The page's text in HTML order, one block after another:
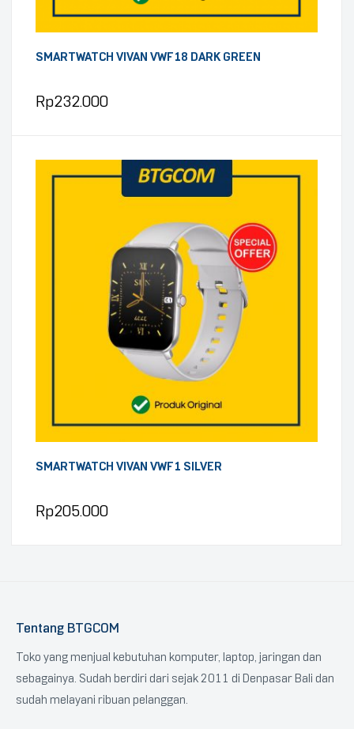
SMARTWATCH VIVAN VWF18 DARK GREEN
Rp232.000
SMARTWATCH VIVAN VWF1 SILVER
Rp205.000
Tentang BTGCOM
Toko yang menjual kebutuhan komputer, laptop, jaringan dan
sebagainya. Sudah berdiri dari sejak 2011 di Denpasar Bali dan
sudah melayani ribuan pelanggan.